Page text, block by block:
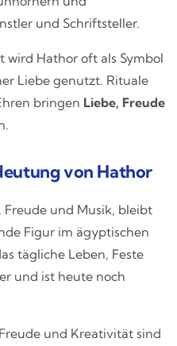
und Schriftsteller.
Hathor oft als Symbol
Liebe genutzt. Rituale
bringen Liebe, Freude
von Hathor
und Musik, bleibt
Figur im ägyptischen
tägliche Leben, Feste
und ist heute noch
und Kreativität sind